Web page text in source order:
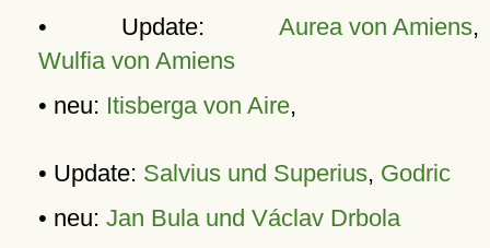
• Update: Aurea von Amiens,
Wulfia von Amiens
• neu: Itisberga von Aire,
• Update: Salvius und Superius, Godric
• neu: Jan Bula und Václav Drbola